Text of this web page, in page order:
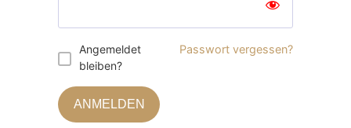
Angemeldet
bleiben?
Passwort vergessen?
ANMELDEN